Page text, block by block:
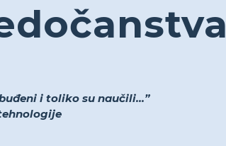
i toliko su naučili...”